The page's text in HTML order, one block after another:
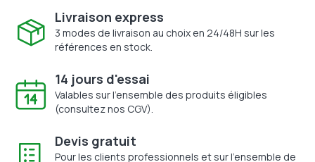
Livraison express
3 modes de livraison au choix en 24/48H sur les
références en stock.
14 jours d'essai
Valables sur l'ensemble des produits éligibles
(consultez nos CGV).
Devis gratuit
Pour les clients professionnels et sur l'ensemble de